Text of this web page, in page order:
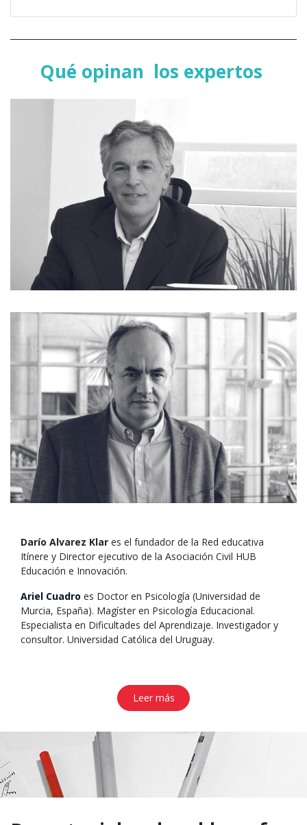
Qué opinan los expertos
Darío Alvarez Klar es el fundador de la Red educativa
Itínere y Director ejecutivo de la Asociación Civil HUB
Educación e Innovación.
Ariel Cuadro es Doctor en Psicología (Universidad de
Murcia, España). Magíster en Psicología Educacional.
Especialista en Dificultades del Aprendizaje. Investigador y
consultor. Universidad Católica del Uruguay.
Leer más